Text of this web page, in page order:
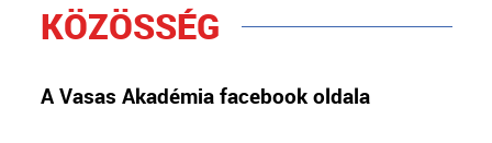
KÖZÖSSÉG
A Vasas Akadémia facebook oldala